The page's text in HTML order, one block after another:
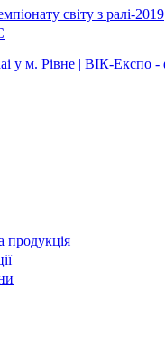
світу з ралі-2019
продукція